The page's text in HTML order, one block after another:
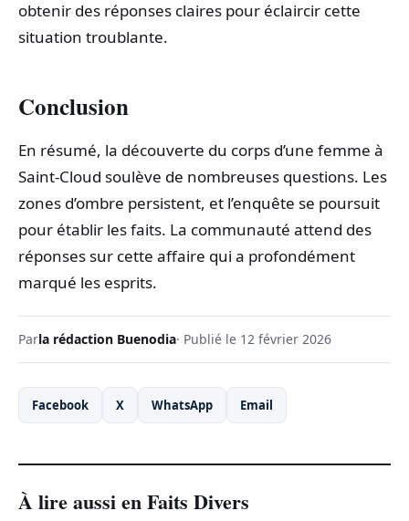
obtenir des réponses claires pour éclaircir cette
situation troublante.
Conclusion
En résumé, la découverte du corps d’une femme à
Saint-Cloud soulève de nombreuses questions. Les
zones d’ombre persistent, et l’enquête se poursuit
pour établir les faits. La communauté attend des
réponses sur cette affaire qui a profondément
marqué les esprits.
Parla rédaction Buenodia· Publié le 12 février 2026
Facebook X WhatsApp Email
À lire aussi en Faits Divers